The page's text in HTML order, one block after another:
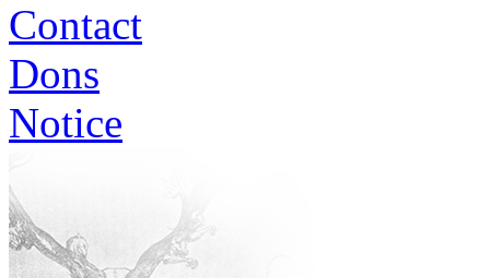
Contact
Dons
Notice